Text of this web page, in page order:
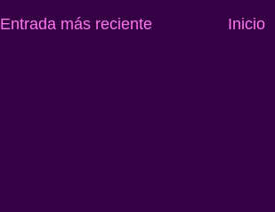
Entrada más reciente Inicio